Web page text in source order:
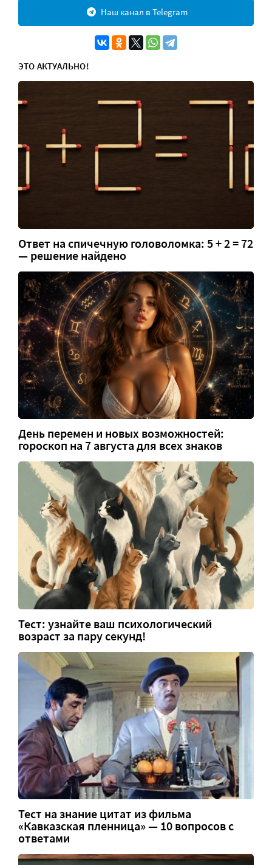
Наш канал в Telegram
ЭТО АКТУАЛЬНО!
Ответ на спичечную головоломка: 5 + 2 = 72
— решение найдено
День перемен и новых возможностей:
гороскоп на 7 августа для всех знаков
Тест: узнайте ваш психологический
возраст за пару секунд!
Тест на знание цитат из фильма
«Кавказская пленница» — 10 вопросов с
ответами